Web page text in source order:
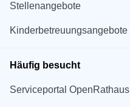
Stellenangebote
Kinderbetreuungsangebote
Häufig besucht
Serviceportal OpenRathaus